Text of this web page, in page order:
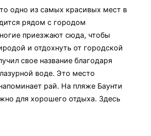
одно из самых красивых мест в
рядом с городом
приезжают сюда, чтобы
и отдохнуть от городской
свое название благодаря
воде. Это место
рай. На пляже Баунти
для хорошего отдыха. Здесь